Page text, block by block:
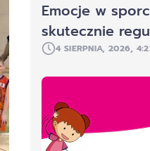
Emocje w
skutecznie
4 SIERPNIA, 2026,